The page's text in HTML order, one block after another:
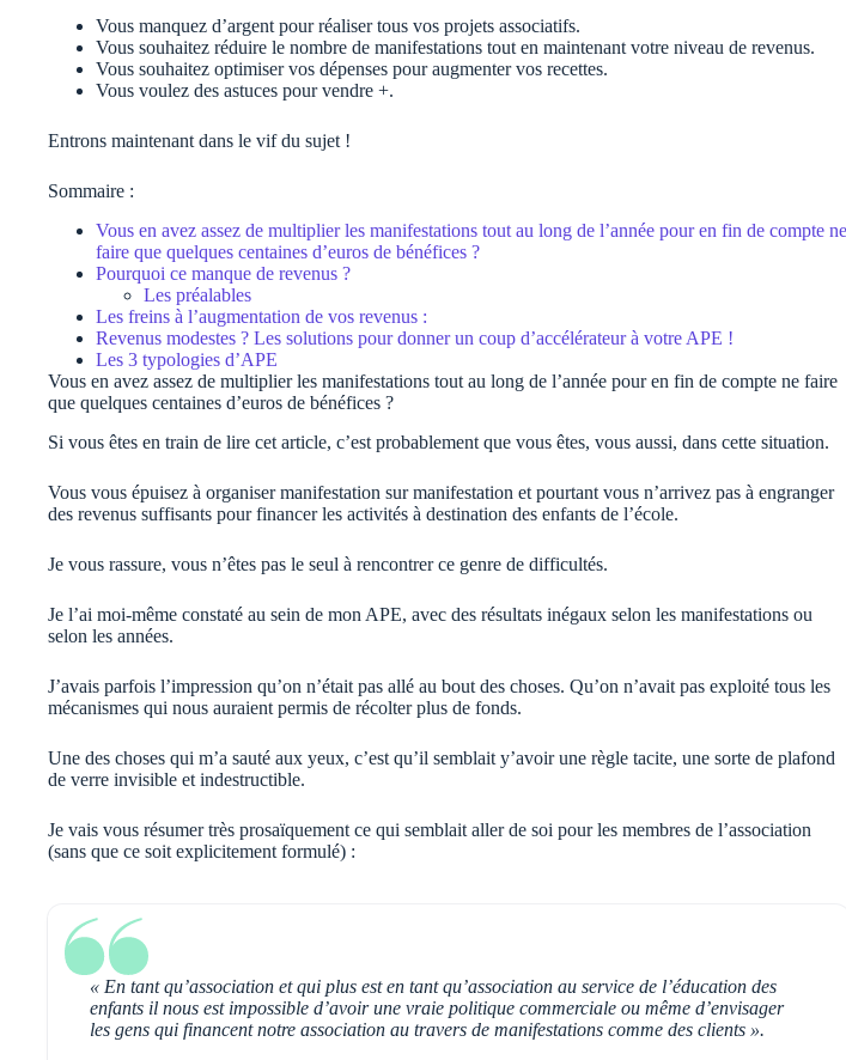
Vous manquez d’argent pour réaliser tous vos projets associatifs.
Vous souhaitez réduire le nombre de manifestations tout en maintenant votre niveau de revenus.
Vous souhaitez optimiser vos dépenses pour augmenter vos recettes.
Vous voulez des astuces pour vendre +.
Entrons maintenant dans le vif du sujet !
Sommaire :
Vous en avez assez de multiplier les manifestations tout au long de l’année pour en fin de compte ne
faire que quelques centaines d’euros de bénéfices ?
Pourquoi ce manque de revenus ?
Les préalables
Les freins à l’augmentation de vos revenus :
Revenus modestes ? Les solutions pour donner un coup d’accélérateur à votre APE !
Les 3 typologies d’APE
Vous en avez assez de multiplier les manifestations tout au long de l’année pour en fin de compte ne faire
que quelques centaines d’euros de bénéfices ?
Si vous êtes en train de lire cet article, c’est probablement que vous êtes, vous aussi, dans cette situation.
Vous vous épuisez à organiser manifestation sur manifestation et pourtant vous n’arrivez pas à engranger
des revenus suffisants pour financer les activités à destination des enfants de l’école.
Je vous rassure, vous n’êtes pas le seul à rencontrer ce genre de difficultés.
Je l’ai moi-même constaté au sein de mon APE, avec des résultats inégaux selon les manifestations ou
selon les années.
J’avais parfois l’impression qu’on n’était pas allé au bout des choses. Qu’on n’avait pas exploité tous les
mécanismes qui nous auraient permis de récolter plus de fonds.
Une des choses qui m’a sauté aux yeux, c’est qu’il semblait y’avoir une règle tacite, une sorte de plafond
de verre invisible et indestructible.
Je vais vous résumer très prosaïquement ce qui semblait aller de soi pour les membres de l’association
(sans que ce soit explicitement formulé) :
« En tant qu’association et qui plus est en tant qu’association au service de l’éducation des
enfants il nous est impossible d’avoir une vraie politique commerciale ou même d’envisager
les gens qui financent notre association au travers de manifestations comme des clients ».